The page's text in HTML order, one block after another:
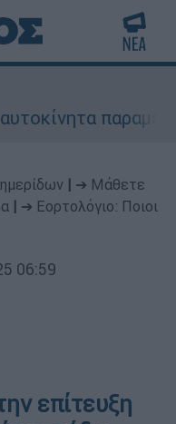
➔ Μάθετε
➔ Εορτολόγιο: Ποιοι
06:59
επίτευξη